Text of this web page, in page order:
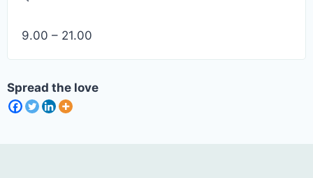
9.00 – 21.00
Spread the love